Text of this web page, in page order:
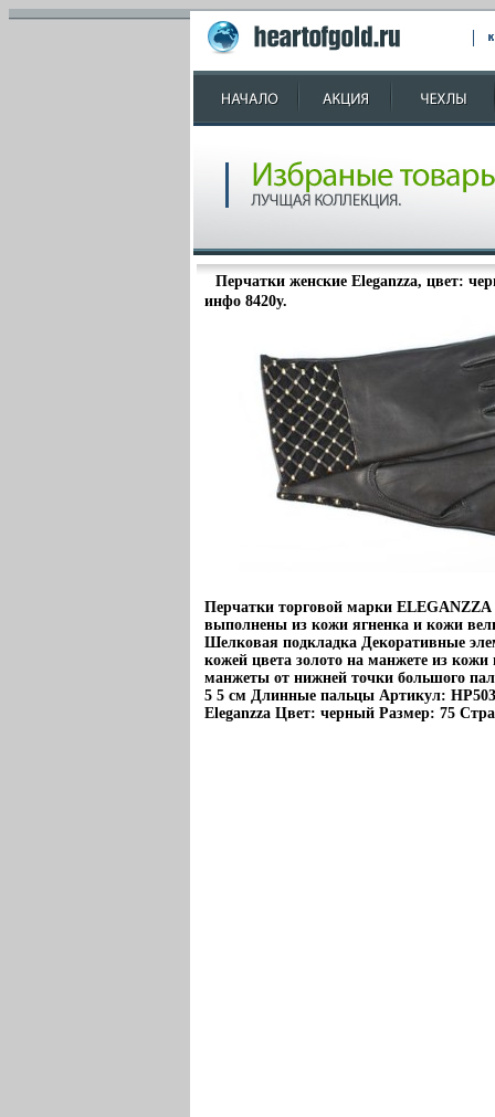
Перчатки женские Eleganzza, цвет:
инфо 8420y.
Перчатки торговой марки ELEGANZZA
выполнены из кожи ягненка и кожи
Шелковая подкладка Декоративные
кожей цвета золото на манжете из
манжеты от нижней точки большого
5 5 см Длинные пальцы Артикул:
Eleganzza Цвет: черный Размер: 75